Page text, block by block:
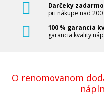
Darčeky zadarmo
pri nákupe nad 200
100 % garancia
garancia kvality
O renomovanom